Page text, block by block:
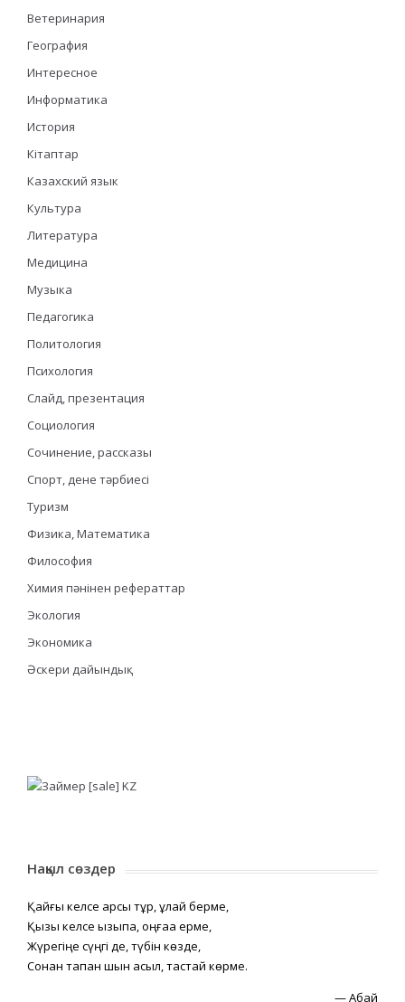
Ветеринария
География
Интересное
Информатика
История
Кітаптар
Казахский язык
Культура
Литература
Медицина
Музыка
Педагогика
Политология
Психология
Слайд, презентация
Социология
Сочинение, рассказы
Спорт, дене тәрбиесі
Туризм
Физика, Математика
Философия
Химия пәнінен рефераттар
Экология
Экономика
Әскери дайындық
Нақыл сөздер
Қайғы келсе қарсы тұр, құлай берме,
Қызық келсе қызықпа, оңғаққа ерме,
Жүрегіңе сүңгі де, түбін көзде,
Сонан тапқан шын асыл, тастай көрме.
—Абай